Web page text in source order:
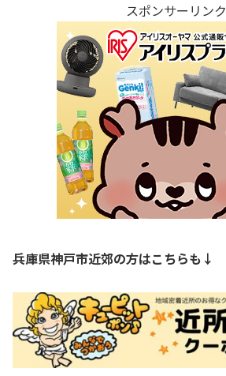
スポンサーリンク
兵庫県神戸市近郊の方はこちらも↓